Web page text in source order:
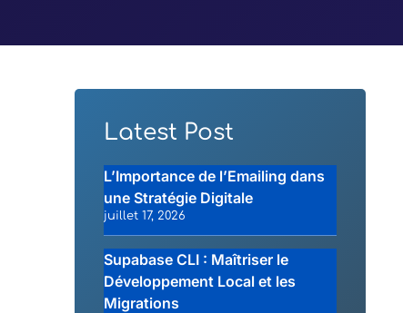
Latest Post
L’Importance de l’Emailing dans
une Stratégie Digitale
juillet 17, 2026
Supabase CLI : Maîtriser le
Développement Local et les
Migrations